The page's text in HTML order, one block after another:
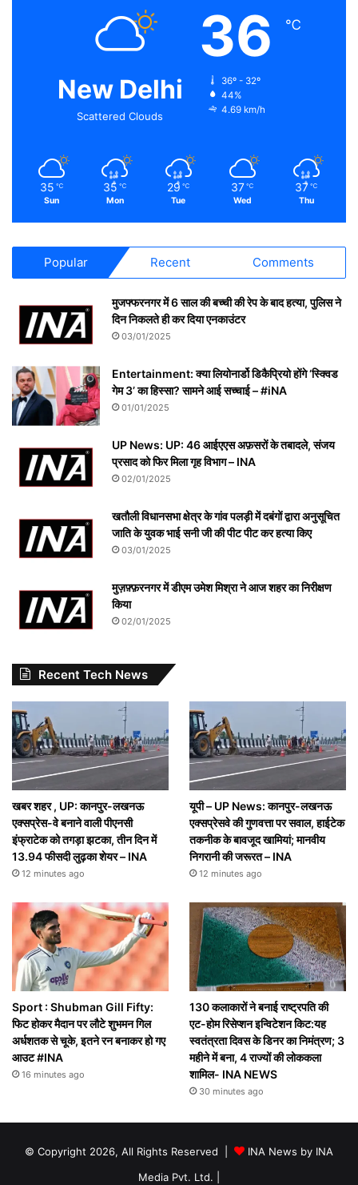
New Delhi
Scattered Clouds
36 ℃
36º - 32º
44%
4.69 km/h
35 ℃
Sun
35 ℃
Mon
29 ℃
Tue
37 ℃
Wed
37 ℃
Thu
Popular Recent Comments
मुजफ्फरनगर में 6 साल की बच्ची की रेप के बाद हत्या, पुलिस ने
दिन निकलते ही कर दिया एनकाउंटर
03/01/2025
Entertainment: क्या लियोनार्डो डिकैप्रियो होंगे ‘स्क्विड
गेम 3’ का हिस्सा? सामने आई सच्चाई – #iNA
01/01/2025
UP News: UP: 46 आईएएस अफ़सरों के तबादले, संजय
प्रसाद को फिर मिला गृह विभाग – INA
02/01/2025
खतौली विधानसभा क्षेत्र के गांव पलड़ी में दबंगों द्वारा अनुसूचित
जाति के युवक भाई सनी जी की पीट पीट कर हत्या किए
03/01/2025
मुज़फ़्फ़रनगर में डीएम उमेश मिश्रा ने आज शहर का निरीक्षण
किया
02/01/2025
Recent Tech News
खबर शहर , UP: कानपुर-लखनऊ
एक्सप्रेस-वे बनाने वाली पीएनसी
इंफ्राटेक को तगड़ा झटका, तीन दिन में
13.94 फीसदी लुढ़का शेयर – INA
12 minutes ago
यूपी – UP News: कानपुर-लखनऊ
एक्सप्रेसवे की गुणवत्ता पर सवाल, हाईटेक
तकनीक के बावजूद खामियां; मानवीय
निगरानी की जरूरत – INA
12 minutes ago
Sport : Shubman Gill Fifty:
फिट होकर मैदान पर लौटे शुभमन गिल
अर्धशतक से चूके, इतने रन बनाकर हो गए
आउट #INA
16 minutes ago
130 कलाकारों ने बनाई राष्ट्रपति की
एट-होम रिसेप्शन इन्विटेशन किट:यह
स्वतंत्रता दिवस के डिनर का निमंत्रण; 3
महीने में बना, 4 राज्यों की लोककला
शामिल- INA NEWS
30 minutes ago
© Copyright 2026, All Rights Reserved |
INA News by INA
Media Pvt. Ltd.